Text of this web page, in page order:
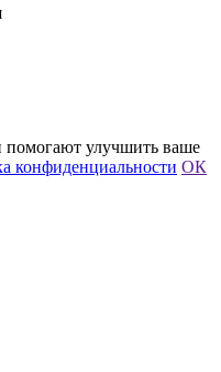
улучшить ваше
конфиденциальности ОК